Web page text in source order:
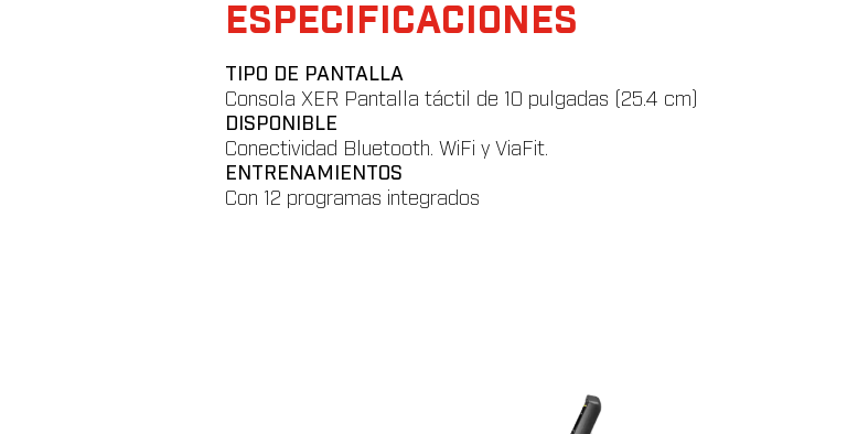
ESPECIFICACIONES
TIPO DE PANTALLA
Consola XER Pantalla táctil de 10 pulgadas (25.4 cm)
DISPONIBLE
Conectividad Bluetooth. WiFi y ViaFit.
ENTRENAMIENTOS
Con 12 programas integrados